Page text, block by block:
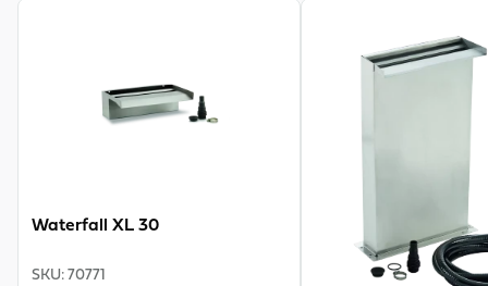
Waterfall XL 30
SKU: 70771